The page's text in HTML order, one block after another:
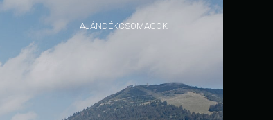
AJÁNDÉKCSOMAGOK